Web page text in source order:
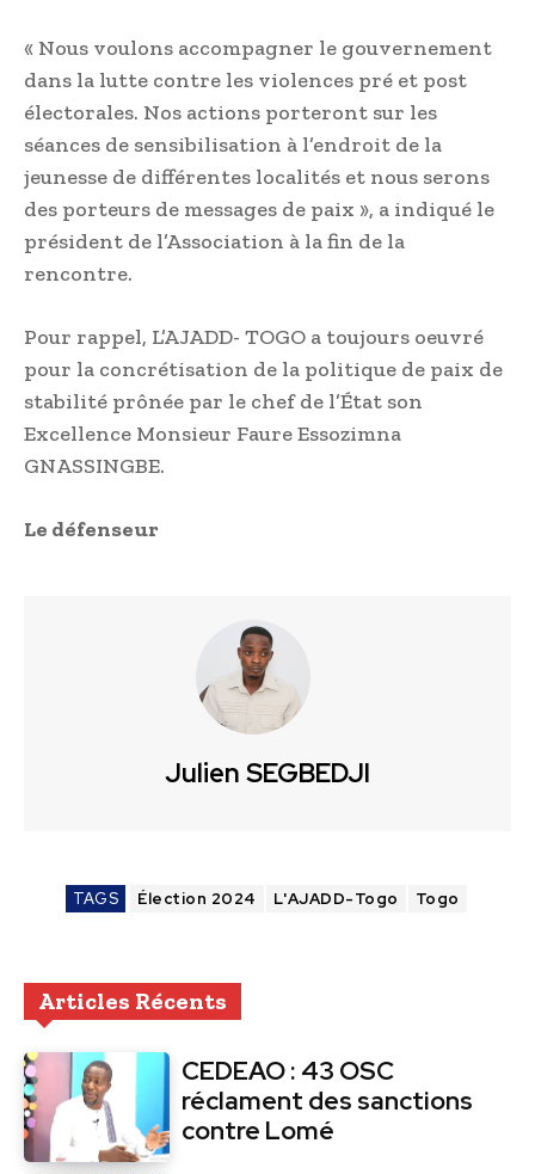
« Nous voulons accompagner le gouvernement
dans la lutte contre les violences pré et post
électorales. Nos actions porteront sur les
séances de sensibilisation à l’endroit de la
jeunesse de différentes localités et nous serons
des porteurs de messages de paix », a indiqué le
président de l’Association à la fin de la
rencontre.
Pour rappel, L’AJADD- TOGO a toujours oeuvré
pour la concrétisation de la politique de paix de
stabilité prônée par le chef de l’État son
Excellence Monsieur Faure Essozimna
GNASSINGBE.
Le défenseur
Julien SEGBEDJI
TAGS Élection 2024 L'AJADD-Togo Togo
Articles Récents
CEDEAO : 43 OSC
réclament des sanctions
contre Lomé